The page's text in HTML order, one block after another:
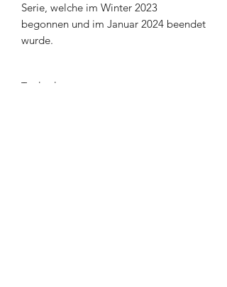
Serie, welche im Winter 2023
begonnen und im Januar 2024 beendet
wurde.
Technik